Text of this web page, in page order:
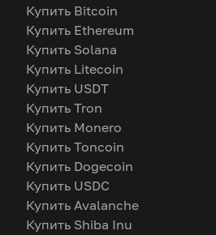
Купить Bitcoin
Купить Ethereum
Купить Solana
Купить Litecoin
Купить USDT
Купить Tron
Купить Monero
Купить Toncoin
Купить Dogecoin
Купить USDC
Купить Avalanche
Купить Shiba Inu